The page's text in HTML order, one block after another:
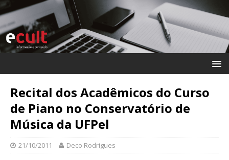
Recital dos Acadêmicos do Curso
de Piano no Conservatório de
Música da UFPel
21/10/2011 Deco Rodrigues